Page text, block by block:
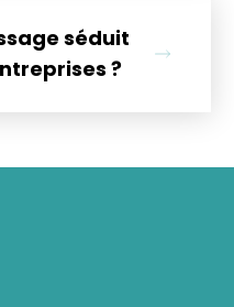
séduit
?